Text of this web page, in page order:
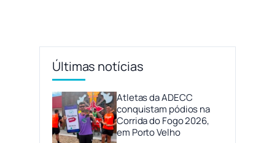
Últimas notícias
Atletas da ADECC
conquistam pódios na
Corrida do Fogo 2026,
em Porto Velho